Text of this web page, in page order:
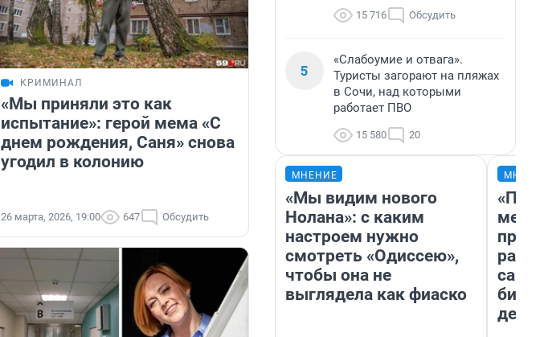
КРИМИНАЛ
«Мы приняли это как
испытание»: герой мема «С
днем рождения, Саня» снова
угодил в колонию
26 марта, 2026, 19:00 647 Обсудить
15 716 Обсудить
5
«Слабоумие и отвага».
Туристы загорают на пляжах
в Сочи, над которыми
работает ПВО
15 580 20
МНЕНИЕ
«Мы видим нового
Нолана»: с каким
настроем нужно
смотреть «Одиссею»,
чтобы она не
выглядела как фиаско